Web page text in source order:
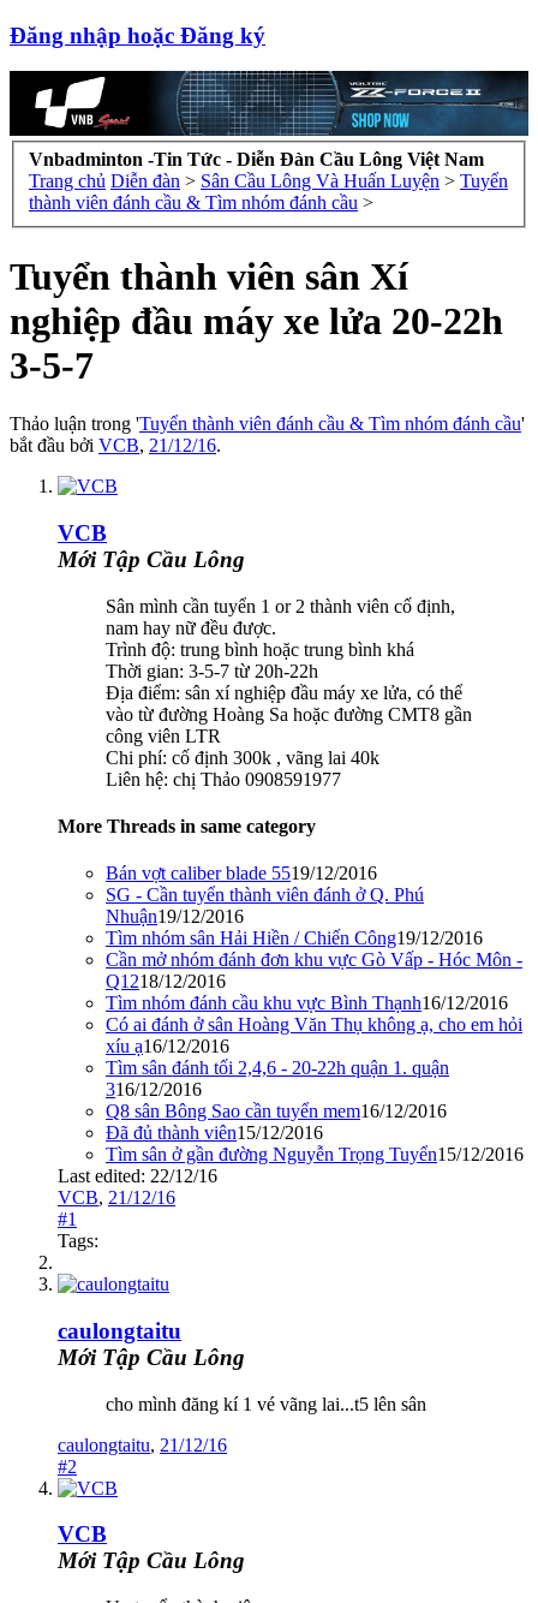
Đăng nhập hoặc Đăng ký
Vnbadminton -Tin Tức - Diễn Đàn Cầu Lông Việt Nam
Trang chủ Diễn đàn > Sân Cầu Lông Và Huấn Luyện > Tuyển
thành viên đánh cầu & Tìm nhóm đánh cầu >
Tuyển thành viên sân Xí
nghiệp đầu máy xe lửa 20-22h
3-5-7
Thảo luận trong 'Tuyển thành viên đánh cầu & Tìm nhóm đánh cầu'
bắt đầu bởi VCB, 21/12/16.
VCB
Mới Tập Cầu Lông
Sân mình cần tuyển 1 or 2 thành viên cố định,
nam hay nữ đều được.
Trình độ: trung bình hoặc trung bình khá
Thời gian: 3-5-7 từ 20h-22h
Địa điểm: sân xí nghiệp đầu máy xe lửa, có thể
vào từ đường Hoàng Sa hoặc đường CMT8 gần
công viên LTR
Chi phí: cố định 300k , vãng lai 40k
Liên hệ: chị Thảo 0908591977
More Threads in same category
Bán vợt caliber blade 5519/12/2016
SG - Cần tuyển thành viên đánh ở Q. Phú
Nhuận19/12/2016
Tìm nhóm sân Hải Hiền / Chiến Công19/12/2016
Cần mở nhóm đánh đơn khu vực Gò Vấp - Hóc Môn -
Q1218/12/2016
Tìm nhóm đánh cầu khu vực Bình Thạnh16/12/2016
Có ai đánh ở sân Hoàng Văn Thụ không ạ, cho em hỏi
xíu ạ16/12/2016
Tìm sân đánh tối 2,4,6 - 20-22h quận 1. quận
316/12/2016
Q8 sân Bông Sao cần tuyển mem16/12/2016
Đã đủ thành viên15/12/2016
Tìm sân ở gần đường Nguyễn Trọng Tuyển15/12/2016
Last edited: 22/12/16
VCB, 21/12/16
#1
Tags:
caulongtaitu
Mới Tập Cầu Lông
cho mình đăng kí 1 vé vãng lai...t5 lên sân
caulongtaitu, 21/12/16
#2
VCB
Mới Tập Cầu Lông